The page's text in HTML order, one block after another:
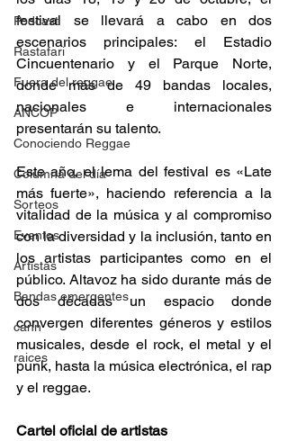
Podcast
Rastafari
Fuera del reggae
ANCOP
Conociendo Reggae
Columna del día
Sorteos
Eventos
Artistas
Bandas emergentes
cann
raices
festival se llevará a cabo en dos
escenarios principales: el Estadio
Cincuentenario y el Parque Norte,
donde más de 49 bandas locales,
nacionales e internacionales
presentarán su talento​.
Este año, el lema del festival es «Late
más fuerte», haciendo referencia a la
vitalidad de la música y al compromiso
con la diversidad y la inclusión, tanto en
los artistas participantes como en el
público. Altavoz ha sido durante más de
dos décadas un espacio donde
convergen diferentes géneros y estilos
musicales, desde el rock, el metal y el
punk, hasta la música electrónica, el rap
y el reggae.
Cartel oficial de artistas